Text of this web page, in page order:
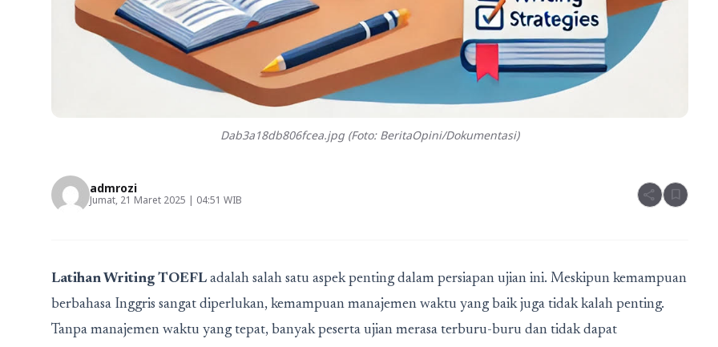
Dab3a18db806fcea.jpg (Foto: BeritaOpini/Dokumentasi)
admrozi
Jumat, 21 Maret 2025 | 04:51 WIB share bookmark
Latihan Writing TOEFL adalah salah satu aspek penting dalam persiapan ujian ini. Meskipun kemampuan
berbahasa Inggris sangat diperlukan, kemampuan manajemen waktu yang baik juga tidak kalah penting.
Tanpa manajemen waktu yang tepat, banyak peserta ujian merasa terburu-buru dan tidak dapat